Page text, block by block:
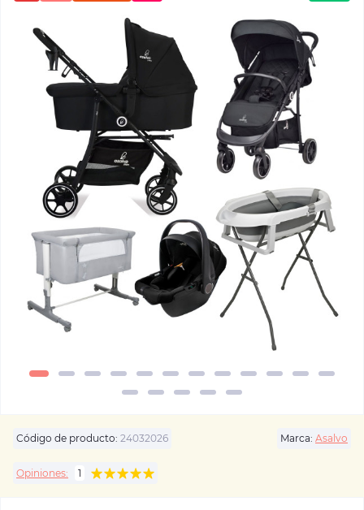
Código de producto: 24032026 Marca: Asalvo
Opiniones: 1